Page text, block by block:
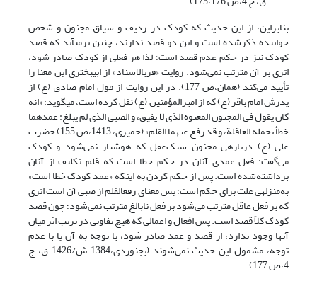
بنابراین، از این حدیث که کودک در ردیف و سیاق مجنون و شخص
خوابیده ذکرشده است و این دو قصد ندارند، چنین برمی­آید که قصد
کودک نیز در حکم عدم قصد است؛ لذا هر فعلی از کودک صادر شود،
اثری بر آن مترتب نمی‌شود. روایت «قرب­الاسناد» از ابی­بختری این معنا را
تأیید می‌کند (همان،ص 177). در این روایت از قول امام صادق (ع) از
پدرش امام باقر (ع) که از امیرالمؤمنین (ع) نقل کرده است، می­گوید: «انه
کان یقول فی المجنون المعتوه الذی لا یفیق، و الصبی الذی لم یبلغ: عمدهما
خطأ تحمله العاقلة، و قد رفع عنهما القلم» (حمیری، 1413،ص 155) حضرت
علی (ع) درباره­ی مجنون سبک‌عقل که هوشیار نمی‌شود و کودک
می‌گفت: فعل عمدی آنان در حکم خطا است که قلم تکلیف از آنان
برداشته‌شده است. پس از حکم کردن به اینکه «عمد کودک خطا است»
به‌منزله­ی علت برای حکم است؛ پس معنای رفع­القلم از صبی آن است اثری
که بر فعل عاقل مترتب می‌شود بر فعل نابالغ مترتب نمی‌شود؛ چون قصد
کودک کلاً قصد است. پس افعال و اعمالی که هیچ تفاوتی در ترتب اثر میان
آنها وجود ندارد، از قصد و عمد صادر شود، با توجه به آن یا با عدم
توجه، مشمول این حدیث نمی‌شوند (بجنوردی،1384 ش/1426 ق، ج
4،ص 177).